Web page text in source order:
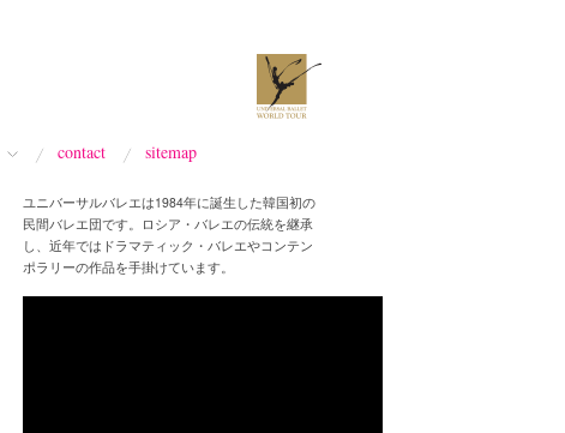
contact sitemap
ユニバーサルバレエは1984年に誕生した韓国初の
民間バレエ団です。ロシア・バレエの伝統を継承
し、近年ではドラマティック・バレエやコンテン
ポラリーの作品を手掛けています。